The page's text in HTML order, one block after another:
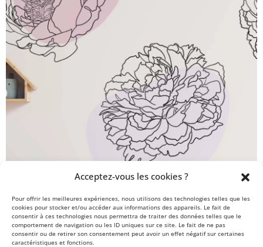
Acceptez-vous les cookies ?
Pour offrir les meilleures expériences, nous utilisons des technologies telles que les
cookies pour stocker et/ou accéder aux informations des appareils. Le fait de
consentir à ces technologies nous permettra de traiter des données telles que le
comportement de navigation ou les ID uniques sur ce site. Le fait de ne pas
consentir ou de retirer son consentement peut avoir un effet négatif sur certaines
caractéristiques et fonctions.